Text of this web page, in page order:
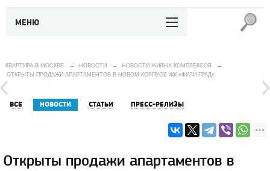
МЕНЮ
КВАРТИРА В МОСКВЕ → НОВОСТИ → НОВОСТИ ЖИЛЫХ КОМПЛЕКСОВ
→
ОТКРЫТЫ ПРОДАЖИ АПАРТАМЕНТОВ В НОВОМ КОРПУСЕ ЖК «ФИЛИ ГРАД»
ВСЕ НОВОСТИ СТАТЬИ ПРЕСС-РЕЛИЗЫ
Открыты продажи апартаментов в